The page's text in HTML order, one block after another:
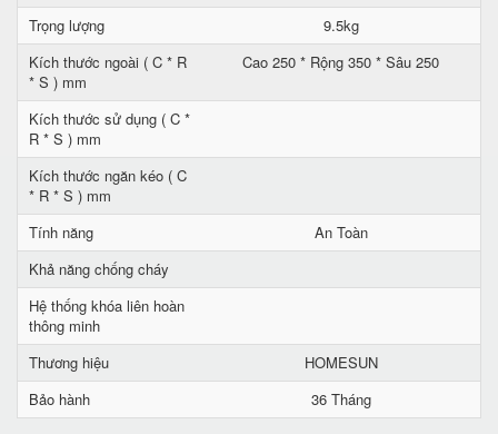
Trọng lượng
9.5kg
Kích thước ngoài ( C * R
* S ) mm
Cao 250 * Rộng 350 * Sâu 250
Kích thước sử dụng ( C *
R * S ) mm
Kích thước ngăn kéo ( C
* R * S ) mm
Tính năng
An Toàn
Khả năng chống cháy
Hệ thống khóa liên hoàn
thông minh
Thương hiệu
HOMESUN
Bảo hành
36 Tháng